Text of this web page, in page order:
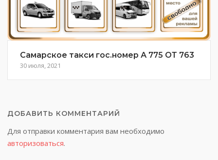
Самарское такси гос.номер А 775 ОТ 763
30 июля, 2021
ДОБАВИТЬ КОММЕНТАРИЙ
Для отправки комментария вам необходимо
авторизоваться.